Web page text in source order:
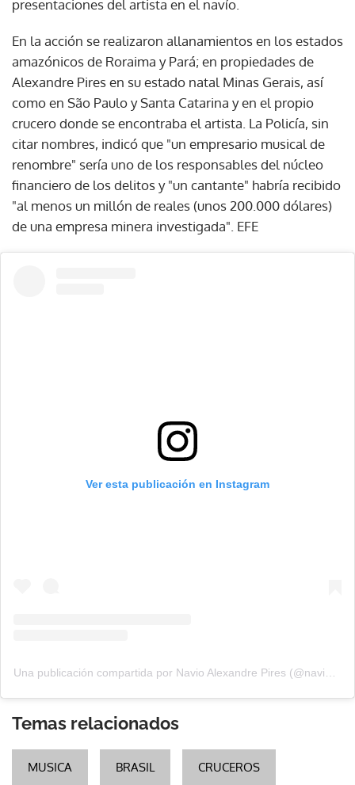
presentaciones del artista en el navío.
En la acción se realizaron allanamientos en los estados
amazónicos de Roraima y Pará; en propiedades de
Alexandre Pires en su estado natal Minas Gerais, así
como en São Paulo y Santa Catarina y en el propio
crucero donde se encontraba el artista. La Policía, sin
citar nombres, indicó que "un empresario musical de
renombre" sería uno de los responsables del núcleo
financiero de los delitos y "un cantante" habría recibido
"al menos un millón de reales (unos 200.000 dólares)
de una empresa minera investigada". EFE
Ver esta publicación en Instagram
Temas relacionados
MUSICA BRASIL CRUCEROS